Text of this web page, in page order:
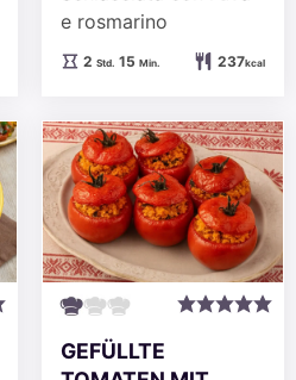
e rosmarino
2Stunden
Std. 15Minuten
Min. 237kcal
GEFÜLLTE